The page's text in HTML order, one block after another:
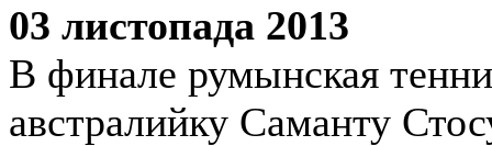
03 листопада 2013
В финале румынская
австралийку Саманту